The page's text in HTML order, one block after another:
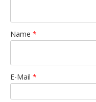
Name *
E-Mail *